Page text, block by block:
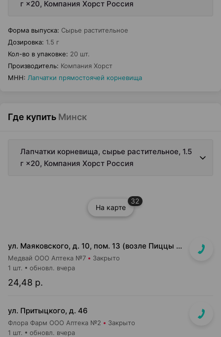
г ×20, Компания Хорст Россия
Форма выпуска: Сырье растительное
Дозировка: 1.5 г
Кол-во в упаковке: 20 шт.
Производитель: Компания Хорст
МНН: Лапчатки прямостоячей корневища
Где купить Минск
Лапчатки корневища, сырье растительное, 1.5
г ×20, Компания Хорст Россия
На карте
32
ул. Маяковского, д. 10, пом. 13 (возле Пиццы Мании)
Медвай ООО Аптека №7 Закрыто
24,48 р.
1 шт. обновл. вчера
ул. Притыцкого, д. 46
Флора Фарм ООО Аптека №2 Закрыто
1 шт. обновл. вчера